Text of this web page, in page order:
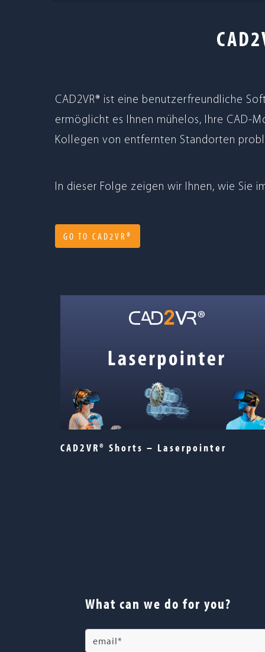
CAD2VR® ist eine benut­zer­freund­li­che
ermög­licht es Ihnen mühe­los, Ihre CAD-
Kol­le­gen von ent­fern­ten Stand­or­ten
In die­ser Folge zei­gen wir Ihnen, wie Sie
GO TO CAD2VR®
CAD2VR® Shorts – Laserpointer
What can we do for you?